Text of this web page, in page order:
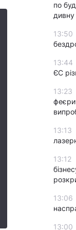
по
дивну
13:50
13:44
ЄС
13:23
13:13
13:12
13:06
13:00